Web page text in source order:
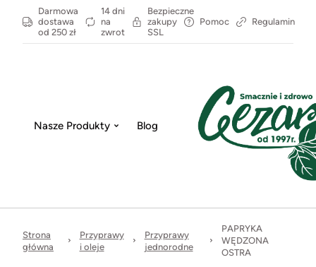
Darmowa
dostawa
od 250 zł
14 dni
na
zwrot
Bezpieczne
zakupy
SSL
Pomoc Regulamin
Nasze Produkty Blog
Strona
główna
Przyprawy
i oleje
Przyprawy
jednorodne
PAPRYKA
WĘDZONA
OSTRA